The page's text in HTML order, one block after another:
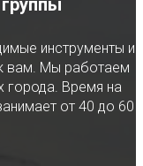
инструменты и
вам. Мы работаем
города. Время на
от 40 до 60